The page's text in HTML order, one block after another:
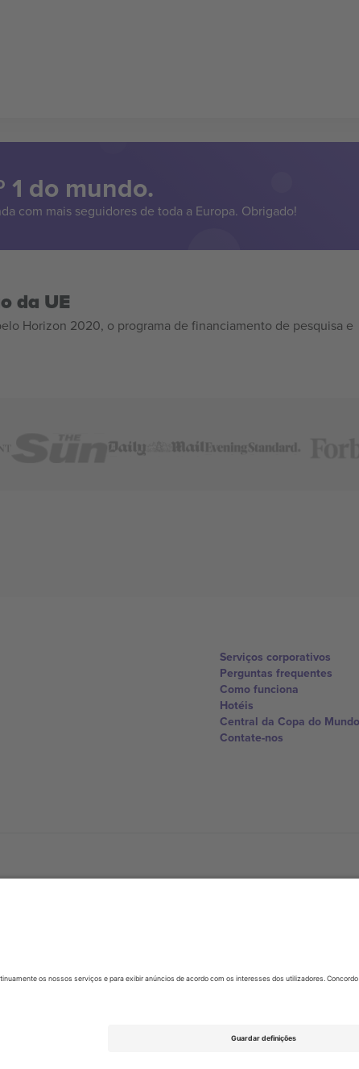
1 do mundo.
com mais seguidores de toda a Europa. Obrigado!
da UE
Horizon 2020, o programa de financiamento de pesquisa e
Serviços corporativos
Perguntas frequentes
Como funciona
Hotéis
Central da Copa do Mundo
Contate-nos
United States
Dorfstrasse 52a, 6390
Bulgaria
UAE Dubai Silicon Oasis,